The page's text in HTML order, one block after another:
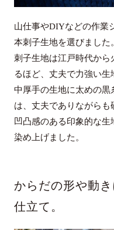
山仕事やDIYなどの作業
本刺子生地を選びました。
刺子生地は江戸時代か
るほど、丈夫で力強い生
中厚手の生地に太めの
は、丈夫でありながらも
凹凸感のある印象的な
染め上げました。
からだの形や動
仕立て。